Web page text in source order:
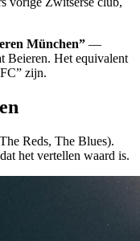
München” —
Beieren. Het equivalent
zijn.
Reds, The Blues).
het vertellen waard is.